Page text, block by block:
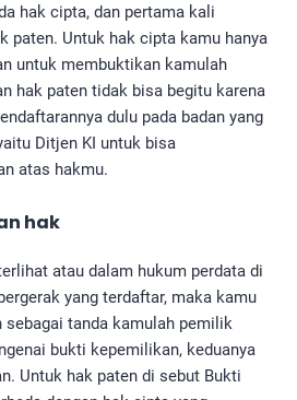
hak cipta, dan pertama kali
paten. Untuk hak cipta kamu hanya
untuk membuktikan kamulah
hak paten tidak bisa begitu karena
dulu pada badan yang
Ditjen KI untuk bisa
atas hakmu.
hak
atau dalam hukum perdata di
yang terdaftar, maka kamu
tanda kamulah pemilik
bukti kepemilikan, keduanya
Untuk hak paten di sebut Bukti